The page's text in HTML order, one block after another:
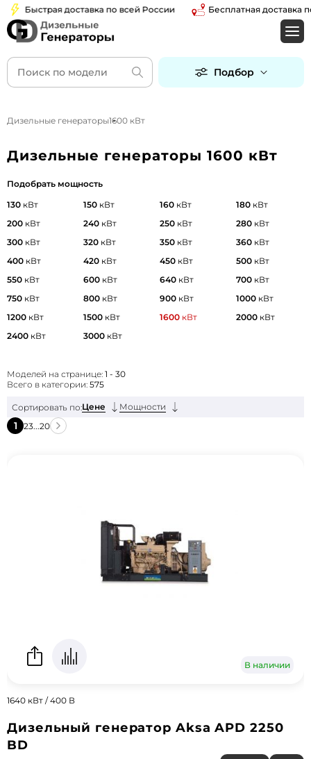
Быстрая доставка по всей России Бесплатная доставка по
Подбор
Дизельные генераторы1600 кВт
Дизельные генераторы 1600 кВт
Подобрать мощность
130 кВт 150 кВт 160 кВт 180 кВт
200 кВт 240 кВт 250 кВт 280 кВт
300 кВт 320 кВт 350 кВт 360 кВт
400 кВт 420 кВт 450 кВт 500 кВт
550 кВт 600 кВт 640 кВт 700 кВт
750 кВт 800 кВт 900 кВт 1000 кВт
1200 кВт 1500 кВт 1600 кВт 2000 кВт
2400 кВт 3000 кВт
Моделей на странице: 1 - 30
Всего в категории: 575
Сортировать по:Цене Мощности
1 23...20
В наличии
1640 кВт / 400 В
Дизельный генератор Aksa APD 2250
BD